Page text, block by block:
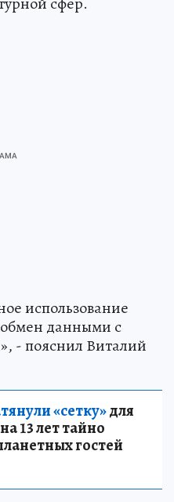
использование
данными с
- пояснил Виталий
«сетку»для
13 лет тайно
гостей